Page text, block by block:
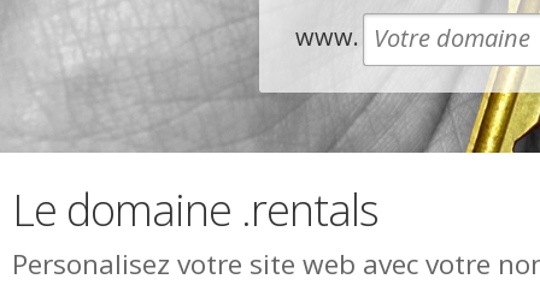
www.
Le domaine .rentals
Personalisez votre site web avec votre